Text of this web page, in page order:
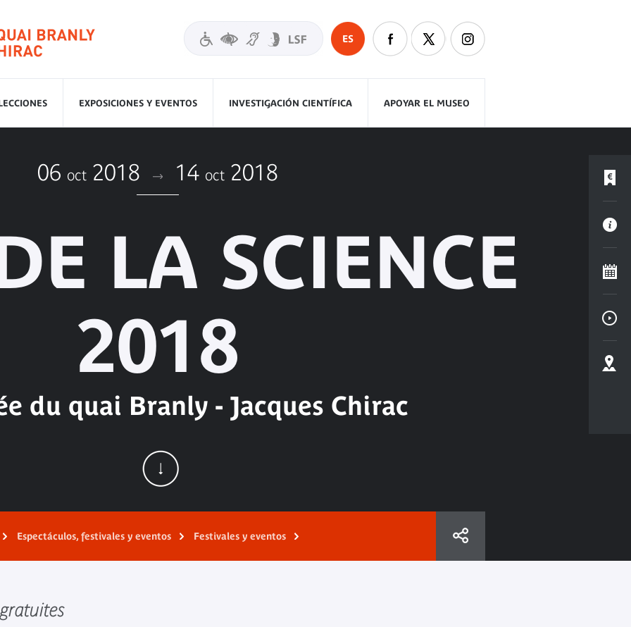
ES
EXPOSICIONES Y EVENTOS INVESTIGACIÓN CIENTÍFICA APOYAR EL MUSEO
06 oct 2018 14 oct 2018
LA SCIENCE
2018
du quai Branly - Jacques Chirac
Espectáculos, festivales y eventos Festivales y eventos